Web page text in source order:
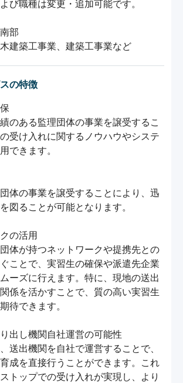
び職種は変更・追加可能です。
部
建築工事業、建築工事業など
の特徴
のある監理団体の事業を譲受するこ
受け入れに関するノウハウやシステ
できます。
体の事業を譲受することにより、迅
図ることが可能となります。
の活用
体が持つネットワークや提携先との
ことで、実習生の確保や派遣先企業
ーズに行えます。特に、現地の送出
係を活かすことで、質の高い実習生
待できます。
出し機関自社運営の可能性
送出機関を自社で運営することで、
成を直接行うことができます。これ
トップでの受け入れが実現し、より